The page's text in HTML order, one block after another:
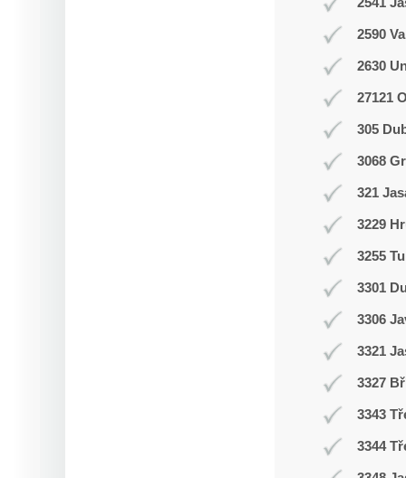
2590
2630
27121
305
3068
321
3229
3255
3301
3306
3321
3327
3343
3344